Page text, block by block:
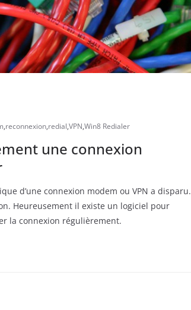
,reconnexion,redial,VPN,Win8 Redialer
une connexion
d’une connexion modem ou VPN a disparu.
Heureusement il existe un logiciel pour
la connexion régulièrement.